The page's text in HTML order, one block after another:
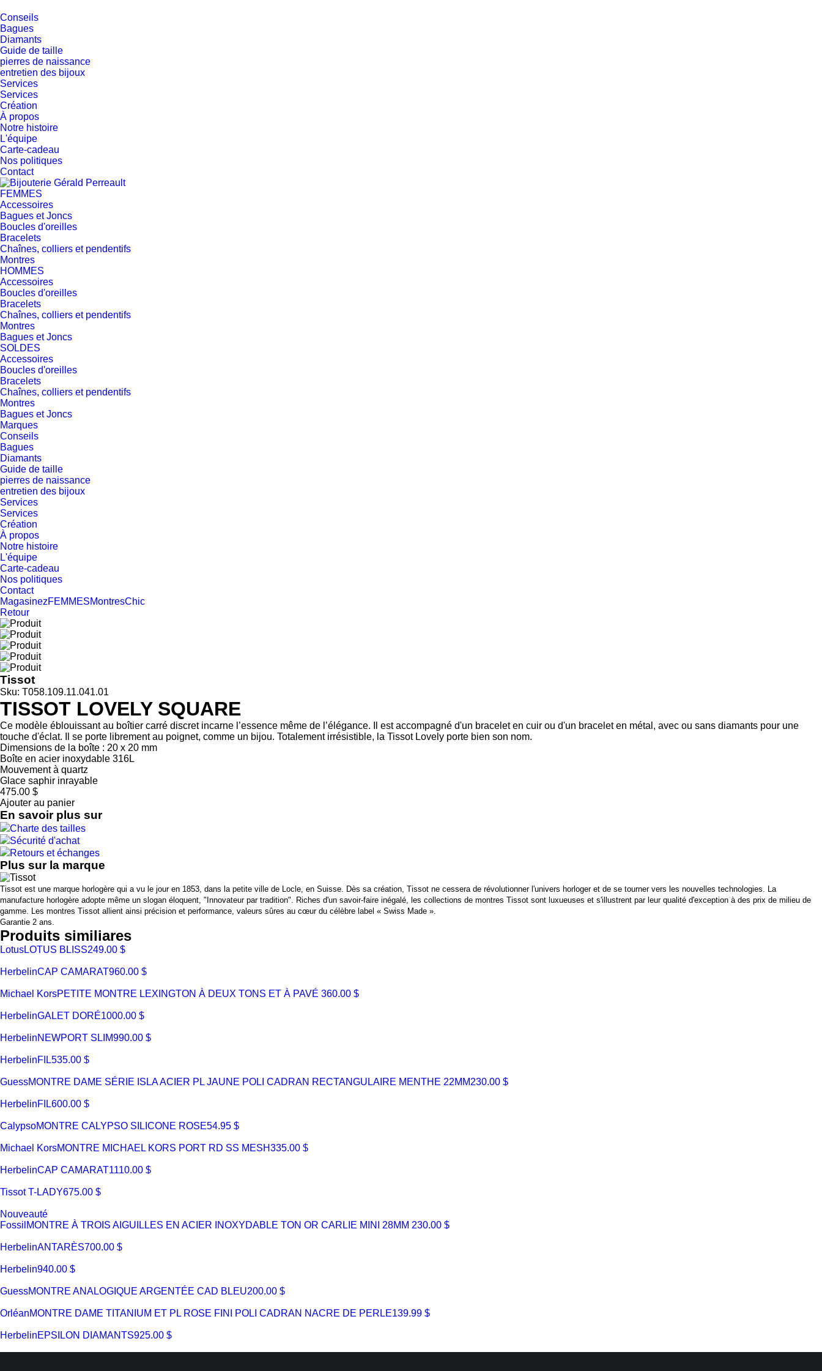
Conseils
Bagues
Diamants
Guide de taille
pierres de naissance
entretien des bijoux
Services
Services
Création
À propos
Notre histoire
L'équipe
Carte-cadeau
Nos politiques
Contact
FEMMES
Accessoires
Bagues et Joncs
Boucles d'oreilles
Bracelets
Chaînes, colliers et pendentifs
Montres
HOMMES
Accessoires
Boucles d'oreilles
Bracelets
Chaînes, colliers et pendentifs
Montres
Bagues et Joncs
SOLDES
Accessoires
Boucles d'oreilles
Bracelets
Chaînes, colliers et pendentifs
Montres
Bagues et Joncs
Marques
Conseils
Bagues
Diamants
Guide de taille
pierres de naissance
entretien des bijoux
Services
Services
Création
À propos
Notre histoire
L'équipe
Carte-cadeau
Nos politiques
Contact
MagasinezFEMMESMontresChic
Retour
Tissot
Sku: T058.109.11.041.01
TISSOT LOVELY SQUARE
Ce modèle éblouissant au boîtier carré discret incarne l’essence même de l’élégance. Il est accompagné d'un bracelet en cuir ou d'un bracelet en métal, avec ou sans diamants pour une
touche d'éclat. Il se porte librement au poignet, comme un bijou. Totalement irrésistible, la Tissot Lovely porte bien son nom.
Dimensions de la boîte : 20 x 20 mm
Boîte en acier inoxydable 316L
Mouvement à quartz
Glace saphir inrayable
475.00 $
Ajouter au panier
En savoir plus sur
Charte des tailles
Sécurité d'achat
Retours et échanges
Plus sur la marque
Tissot est une marque horlogère qui a vu le jour en 1853, dans la petite ville de Locle, en Suisse. Dès sa création, Tissot ne cessera de révolutionner l'univers horloger et de se tourner vers les nouvelles technologies. La
manufacture horlogère adopte même un slogan éloquent, "Innovateur par tradition". Riches d'un savoir-faire inégalé, les collections de montres Tissot sont luxueuses et s'illustrent par leur qualité d'exception à des prix de milieu de
gamme. Les montres Tissot allient ainsi précision et performance, valeurs sûres au cœur du célèbre label « Swiss Made ».
Garantie 2 ans.
Produits similiares
LotusLOTUS BLISS249.00 $
HerbelinCAP CAMARAT960.00 $
Michael KorsPETITE MONTRE LEXINGTON À DEUX TONS ET À PAVÉ 360.00 $
HerbelinGALET DORÉ1000.00 $
HerbelinNEWPORT SLIM990.00 $
HerbelinFIL535.00 $
GuessMONTRE DAME SÉRIE ISLA ACIER PL JAUNE POLI CADRAN RECTANGULAIRE MENTHE 22MM230.00 $
HerbelinFIL600.00 $
CalypsoMONTRE CALYPSO SILICONE ROSE54.95 $
Michael KorsMONTRE MICHAEL KORS PORT RD SS MESH335.00 $
HerbelinCAP CAMARAT1110.00 $
TissotT-LADY675.00 $
Nouveauté
Fossil MONTRE À TROIS AIGUILLES EN ACIER INOXYDABLE TON OR CARLIE MINI 28MM 230.00 $
HerbelinANTARÈS700.00 $
Herbelin940.00 $
GuessMONTRE ANALOGIQUE ARGENTÉE CAD BLEU200.00 $
OrléanMONTRE DAME TITANIUM ET PL ROSE FINI POLI CADRAN NACRE DE PERLE139.99 $
HerbelinEPSILON DIAMANTS925.00 $